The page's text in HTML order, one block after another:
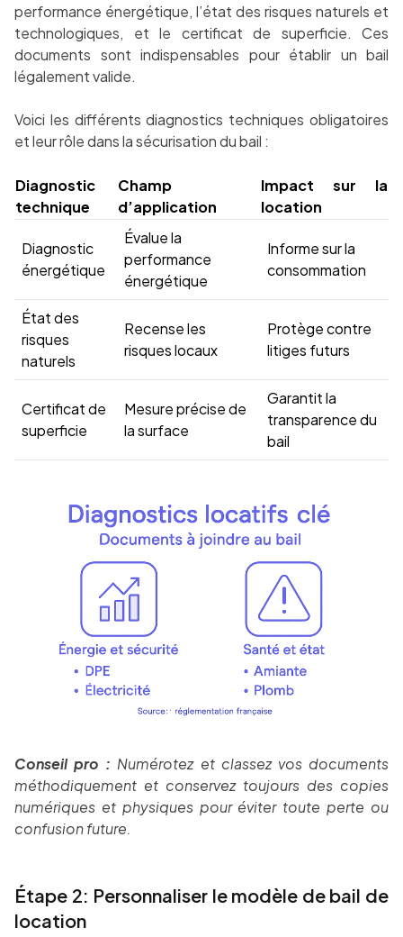
performance énergétique, l’état des risques naturels et
technologiques, et le certificat de superficie. Ces
documents sont indispensables pour établir un bail
légalement valide.
Voici les différents diagnostics techniques obligatoires
et leur rôle dans la sécurisation du bail :
Diagnostic
technique
Champ
d’application
Impact sur la
location
Diagnostic
énergétique
Évalue la
performance
énergétique
Informe sur la
consommation
État des
risques
naturels
Recense les
risques locaux
Protège contre
litiges futurs
Certificat de
superficie
Mesure précise de
la surface
Garantit la
transparence du
bail
Conseil pro : Numérotez et classez vos documents
méthodiquement et conservez toujours des copies
numériques et physiques pour éviter toute perte ou
confusion future.
Étape 2: Personnaliser le modèle de bail de
location